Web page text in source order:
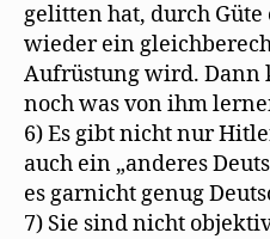
gelitten hat, durch
wieder ein
Aufrüstung wird. Dann
noch was von ihm
6) Es gibt nicht nur
auch ein „anderes
es garnicht genug
7) Sie sind nicht